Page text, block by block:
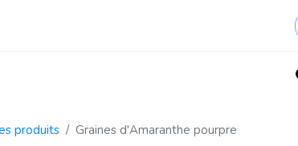
produits Graines d'Amaranthe pourpre